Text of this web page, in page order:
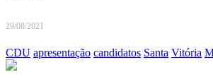
29/08/2021
CDU apresentação candidatos Santa Vitória